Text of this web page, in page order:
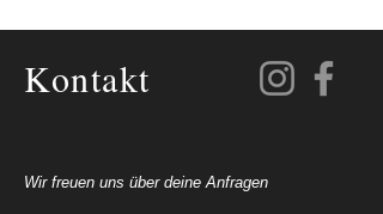
Kontakt
Wir freuen uns über deine Anfragen